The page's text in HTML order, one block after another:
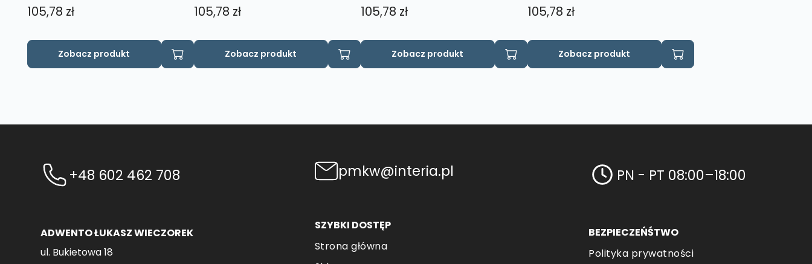
105,78 zł
Zobacz produkt
105,78 zł
Zobacz produkt
105,78 zł
Zobacz produkt
105,78 zł
Zobacz produkt
+48 602 462 708
ADWENTO ŁUKASZ WIECZOREK
ul. Bukietowa 18
pmkw@interia.pl
SZYBKI DOSTĘP
Strona główna
PN - PT 08:00–18:00
BEZPIECZEŃŚTWO
Polityka prywatności